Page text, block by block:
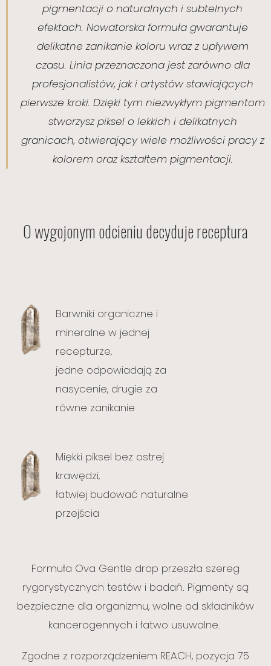
pigmentacji o naturalnych i subtelnych
efektach. Nowatorska formuła gwarantuje
delikatne zanikanie koloru wraz z upływem
czasu. Linia przeznaczona jest zarówno dla
profesjonalistów, jak i artystów stawiających
pierwsze kroki. Dzięki tym niezwykłym pigmentom
stworzysz piksel o lekkich i delikatnych
granicach, otwierający wiele możliwości pracy z
kolorem oraz kształtem pigmentacji.
O wygojonym odcieniu decyduje receptura
Barwniki organiczne i
mineralne w jednej
recepturze,
jedne odpowiadają za
nasycenie, drugie za
równe zanikanie
Miękki piksel bez ostrej
krawędzi,
łatwiej budować naturalne
przejścia
Formuła Ova Gentle drop przeszła szereg
rygorystycznych testów i badań. Pigmenty są
bezpieczne dla organizmu, wolne od składników
kancerogennych i łatwo usuwalne.
Zgodne z rozporządzeniem REACH, pozycja 75